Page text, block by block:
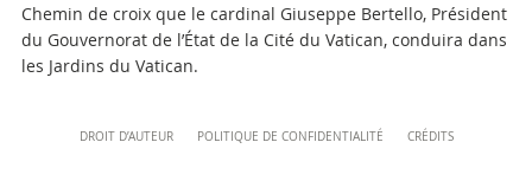
Chemin de croix que le cardinal Giuseppe Bertello, Président
du Gouvernorat de l’État de la Cité du Vatican, conduira dans
les Jardins du Vatican.
ContentDROIT D’AUTEUR POLITIQUE DE CONFIDENTIALITÉ CRÉDITS